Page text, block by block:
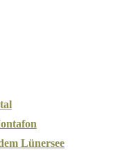
Lünersee